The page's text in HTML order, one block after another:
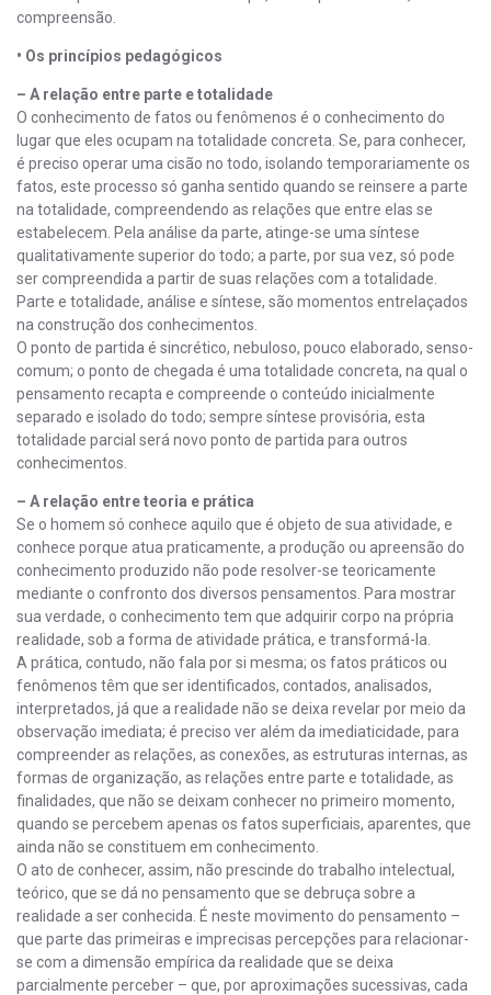
compreensão.
• Os princípios pedagógicos
– A relação entre parte e totalidade
O conhecimento de fatos ou fenômenos é o conhecimento do
lugar que eles ocupam na totalidade concreta. Se, para conhecer,
é preciso operar uma cisão no todo, isolando temporariamente os
fatos, este processo só ganha sentido quando se reinsere a parte
na totalidade, compreendendo as relações que entre elas se
estabelecem. Pela análise da parte, atinge-se uma síntese
qualitativamente superior do todo; a parte, por sua vez, só pode
ser compreendida a partir de suas relações com a totalidade.
Parte e totalidade, análise e síntese, são momentos entrelaçados
na construção dos conhecimentos.
O ponto de partida é sincrético, nebuloso, pouco elaborado, senso-
comum; o ponto de chegada é uma totalidade concreta, na qual o
pensamento recapta e compreende o conteúdo inicialmente
separado e isolado do todo; sempre síntese provisória, esta
totalidade parcial será novo ponto de partida para outros
conhecimentos.
– A relação entre teoria e prática
Se o homem só conhece aquilo que é objeto de sua atividade, e
conhece porque atua praticamente, a produção ou apreensão do
conhecimento produzido não pode resolver-se teoricamente
mediante o confronto dos diversos pensamentos. Para mostrar
sua verdade, o conhecimento tem que adquirir corpo na própria
realidade, sob a forma de atividade prática, e transformá-la.
A prática, contudo, não fala por si mesma; os fatos práticos ou
fenômenos têm que ser identificados, contados, analisados,
interpretados, já que a realidade não se deixa revelar por meio da
observação imediata; é preciso ver além da imediaticidade, para
compreender as relações, as conexões, as estruturas internas, as
formas de organização, as relações entre parte e totalidade, as
finalidades, que não se deixam conhecer no primeiro momento,
quando se percebem apenas os fatos superficiais, aparentes, que
ainda não se constituem em conhecimento.
O ato de conhecer, assim, não prescinde do trabalho intelectual,
teórico, que se dá no pensamento que se debruça sobre a
realidade a ser conhecida. É neste movimento do pensamento –
que parte das primeiras e imprecisas percepções para relacionar-
se com a dimensão empírica da realidade que se deixa
parcialmente perceber – que, por aproximações sucessivas, cada